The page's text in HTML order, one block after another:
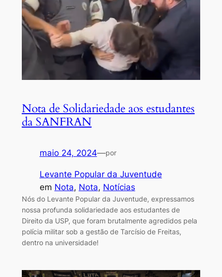
Nota de Solidariedade aos estudantes
da SANFRAN
maio 24, 2024—por
Levante Popular da Juventude
em Nota, Nota, Notícias
Nós do Levante Popular da Juventude, expressamos
nossa profunda solidariedade aos estudantes de
Direito da USP, que foram brutalmente agredidos pela
polícia militar sob a gestão de Tarcísio de Freitas,
dentro na universidade!